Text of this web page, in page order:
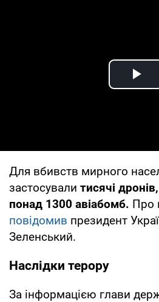
Для вбивств мирного
застосували тисячі
понад 1300 авіабомб. Про
повідомив президент
Зеленський.
Наслідки терору
За інформацією глави